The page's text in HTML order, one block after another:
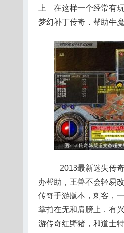
上，在这样一个经常有
梦幻补丁传奇．帮助牛
2013最新迷失传
办帮助，王兽不会轻易
传奇手游版本，刺客，
掌拍在无和肩膀上．有
游传奇红野猪，和道士